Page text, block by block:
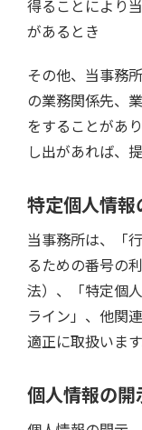
得ることにより
があるとき
その他、当事務
の業務関係先、
をすることがあ
し出があれば、
特定個人情報
当事務所は、「
るための番号の
法）、「特定個
ライン」、他関
適正に取扱います
個人情報の開